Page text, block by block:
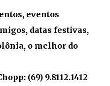
eventos
datas festivas,
o melhor do
(69) 9.8112.1412